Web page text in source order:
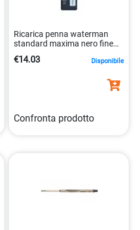
Ricarica penna waterman
standard maxima nero fine
€14.03 Disponibile
Confronta prodotto